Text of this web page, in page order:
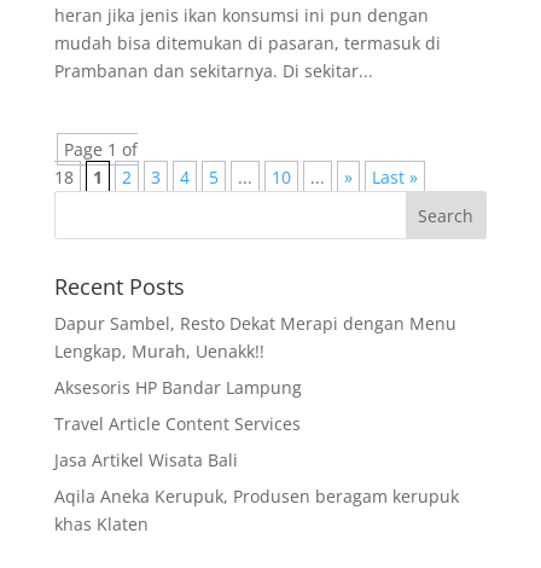
heran jika jenis ikan konsumsi ini pun dengan
mudah bisa ditemukan di pasaran, termasuk di
Prambanan dan sekitarnya. Di sekitar...
Page 1 of
18
1 2 3 4 5 ... 10 ... » Last »
Recent Posts
Dapur Sambel, Resto Dekat Merapi dengan Menu
Lengkap, Murah, Uenakk!!
Aksesoris HP Bandar Lampung
Travel Article Content Services
Jasa Artikel Wisata Bali
Aqila Aneka Kerupuk, Produsen beragam kerupuk
khas Klaten